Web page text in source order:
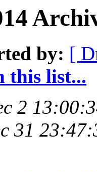
by: [
this list...
2
31